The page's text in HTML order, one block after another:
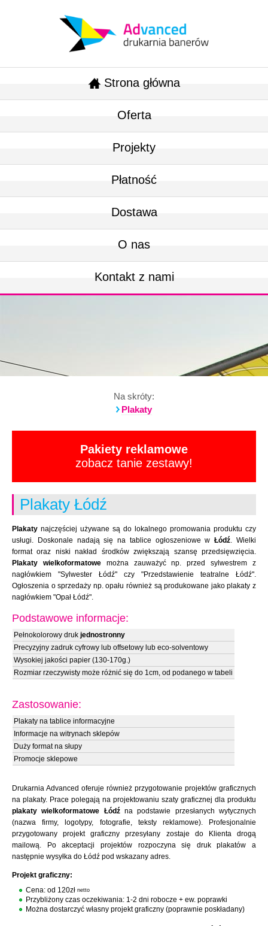
Strona główna
Oferta
Projekty
Płatność
Dostawa
O nas
Kontakt z nami
Na skróty:
Plakaty
Pakiety reklamowe
zobacz tanie zestawy!
Plakaty Łódź
Plakaty najczęściej używane są do lokalnego promowania produktu czy
usługi. Doskonale nadają się na tablice ogłoszeniowe wŁódź. Wielki
format oraz niski nakład środków zwiększają szansę przedsięwzięcia.
Plakaty wielkoformatowemożna zauważyć np. przed sylwestrem z
nagłówkiem "Sylwester Łódź" czy "Przedstawienie teatralne Łódź".
Ogłoszenia o sprzedaży np. opału również są produkowane jako plakaty z
nagłówkiem "Opał Łódź".
Podstawowe informacje:
Pełnokolorowy druk jednostronny
Precyzyjny zadruk cyfrowy lub offsetowy lub eco-solventowy
Wysokiej jakości papier (130-170g.)
Rozmiar rzeczywisty może różnić się do 1cm, od podanego w tabeli
Zastosowanie:
Plakaty na tablice informacyjne
Informacje na witrynach sklepów
Duży format na słupy
Promocje sklepowe
Drukarnia Advanced oferuje również przygotowanie projektów graficznych
na plakaty. Prace polegają na projektowaniu szaty graficznej dla produktu
plakaty wielkoformatowe Łódźna podstawie przesłanych wytycznych
(nazwa firmy, logotypy, fotografie, teksty reklamowe). Profesjonalnie
przygotowany projekt graficzny przesyłany zostaje do Klienta drogą
mailową. Po akceptacji projektów rozpoczyna się druk plakatów a
następnie wysyłka do Łódź pod wskazany adres.
Projekt graficzny:
Cena: od 120zł netto
Przybliżony czas oczekiwania: 1-2 dni robocze + ew. poprawki
Można dostarczyć własny projekt graficzny (poprawnie poskładany)